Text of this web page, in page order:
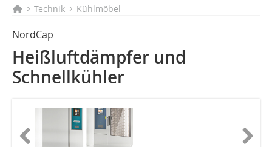
Technik Kühlmöbel
NordCap
Heißluftdämpfer und
Schnellkühler